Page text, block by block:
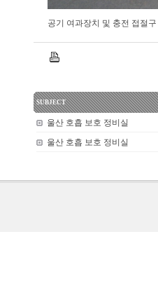
공기 여과장치 및 충전 접절구
SUBJECT
울산 호흡 보호 정비실
울산 호흡 보호 정비실